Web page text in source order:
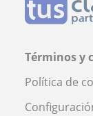
Términos y
Política de